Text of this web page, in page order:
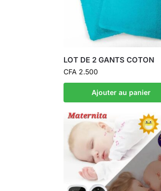
LOT DE 2 GANTS COTON
CFA 2.500
Ajouter au panier